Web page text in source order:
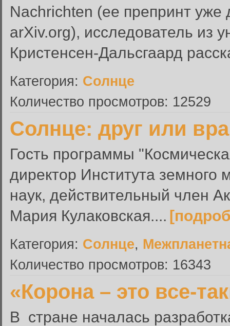
Nachrichten (ее препринт уже
arXiv.org), исследователь из
Кристенсен-Дальсгаард
Категория: Солнце
Количество просмотров: 12529
Солнце: друг или
Гость программы
директор Института земного
наук, действительный член
Мария Кулаковская....
Категория: Солнце,
Количество просмотров: 16343
«Корона – это все-
В стране началась